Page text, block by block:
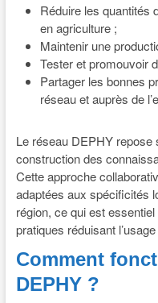
Réduire les quantités
en agriculture ;
Maintenir une
Tester et promouvoir
Partager les bonnes
réseau et auprès de
Le réseau DEPHY
construction des
Cette approche
adaptées aux spécificités
région, ce qui est
pratiques réduisant
Comment
DEPHY ?